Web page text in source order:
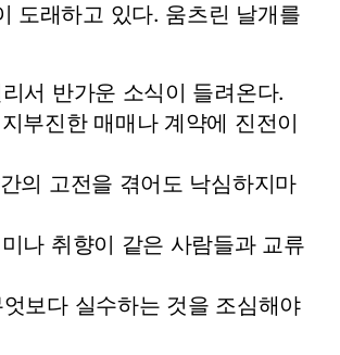
도래하고 있다. 움츠린 날개를
서 반가운 소식이 들려온다.
부진한 매매나 계약에 진전이
의 고전을 겪어도 낙심하지마
나 취향이 같은 사람들과 교류
보다 실수하는 것을 조심해야